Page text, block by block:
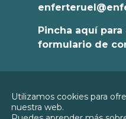
Pincha aquí
formulario de
© 2026 Colegio Oficial de
Utilizamos cookies para
nuestra web.